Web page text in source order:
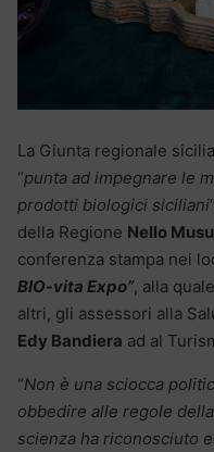
La Giunta regionale
“punta ad impegnare le
prodotti biologici siciliani
della Regione Nello
conferenza stampa nei
BIO-vita Expo”, alla
altri, gli assessori alla
Edy Bandiera ad al
“Non è una sciocca
obbedire alle regole della
scienza ha riconosciuto